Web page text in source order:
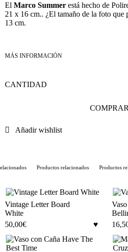
El Marco Summer está hecho de
21 x 16 cm.. ¿El tamaño de la foto que
13 cm.
COMPRAR
Añadir wishlist
Productos relacionados Productos
Vintage Letter Board
White
50,00€